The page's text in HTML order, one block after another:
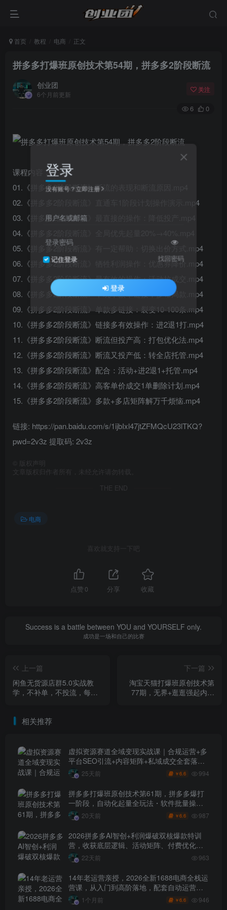
首页 教程 电商 正文
拼多多打爆班原创技术第54期，拼多多2阶段断流
创业团
6个月前更新
关注
6 0
课程内容：
01.《拼多多2阶段断流》断流的表现和断流原因.mp4
02.《拼多多2阶段断流》直通车1阶段计划操作演示.mp4
03.《拼多多2阶段断流》最直接的操作：降低投产.mp4
04.《拼多多2阶段断流》全局优先起量20%→40%.mp4
05.《拼多多2阶段断流》有一定帮助：切换出价方式.mp4
06.《拼多多2阶段断流》牺牲利润操作：优惠券降价.mp4
07.《拼多多2阶段断流》最有效的操作：活动拉成交.mp4
08.《拼多多2阶段断流》不玩单款单链接，多布局款.mp4
09.《拼多多2阶段断流》单款多链接：裂变10-100条.mp4
10.《拼多多2阶段断流》链接多有效操作：进2退1打.mp4
11.《拼多多2阶段断流》断流但投产高：打包优化法.mp4
12.《拼多多2阶段断流》断流又投产低：转全店托管.mp4
13.《拼多多2阶段断流》配合：活动+进2退1+托管.mp4
14.《拼多多2阶段断流》高客单价成交1单删除计划.mp4
15.《拼多多2阶段断流》多款+多店矩阵解万千烦恼.mp4
链接: https://pan.baidu.com/s/1ijbIxl47jtZFMQcU23lTKQ?
pwd=2v3z 提取码: 2v3z
版权声明
文章版权归作者所有，未经允许请勿转载。
THE END
电商
喜欢就支持一下吧
点赞 0 分享 收藏
Success is a battle between YOU and YOURSELF only.
成功是一场和自己的比赛
上一篇
闲鱼无货源店群5.0实战教
学，不补单，不投流，每天5
下一篇
淘宝天猫打爆班原创技术第
77期，无界+逛逛强起内容
相关推荐
虚拟资源赛道全域变现实战课｜合规运营+多
平台SEO引流+内容矩阵+私域成交全套落地
玩法25天前 ￥6.6 994
拼多多打爆班原创技术第61期，拼多多爆打
一阶段，自动化起量全玩法・软件批量操
作・投产优化・大促矩阵实战课
20天前 ￥6.6 987
2026拼多多AI智创+利润爆破双核爆款特训
营，收获底层逻辑、活动矩阵、付费优化、
0-1打爆SOP
22天前 963
14年老运营亲授，2026全新1688电商全栈运
营课，从入门到高阶落地，配套自动运营表
+工具包+直播诊断等
1个月前 ￥6.6 946
登录
没有账号？立即注册
用户名或邮箱
登录密码
记住登录 找回密码
登录